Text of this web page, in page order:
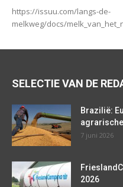
https://issuu.com/langs-de-
melkweg/docs/
SELECTIE VAN DE
Brazilië:
7 juni 2026
2026